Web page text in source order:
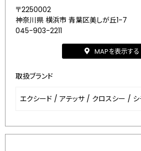
〒2250002
神奈川県 横浜市 青葉区美しが丘1-7
045-903-2211
MAPを表示する
取扱ブランド
エクシード / アテッサ / クロスシー /